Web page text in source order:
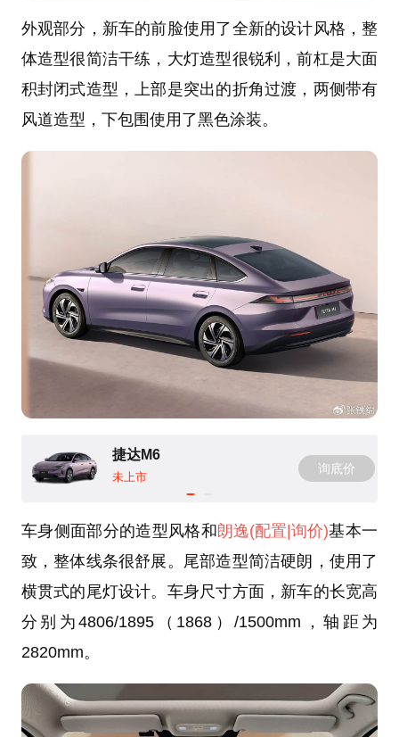
外观部分，新车的前脸使用了全新的设计风格，整
体造型很简洁干练，大灯造型很锐利，前杠是大面
积封闭式造型，上部是突出的折角过渡，两侧带有
风道造型，下包围使用了黑色涂装。
捷达M6
未上市
询底价
车身侧面部分的造型风格和 朗逸(配置 |询价)基本一
致，整体线条很舒展。尾部造型简洁硬朗，使用了
横贯式的尾灯设计。车身尺寸方面，新车的长宽高
分别为4806/1895（1868）/1500mm，轴距为
2820mm。